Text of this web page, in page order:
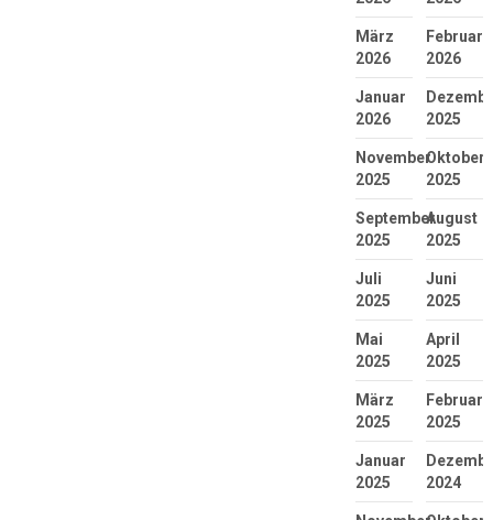
März
2026
Februar
2026
Januar
2026
2025
November
2025
Oktober
2025
September
2025
August
2025
Juli
2025
Juni
2025
Mai
2025
April
2025
März
2025
Februar
2025
Januar
2025
2024